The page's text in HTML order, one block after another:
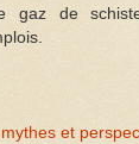
de
et